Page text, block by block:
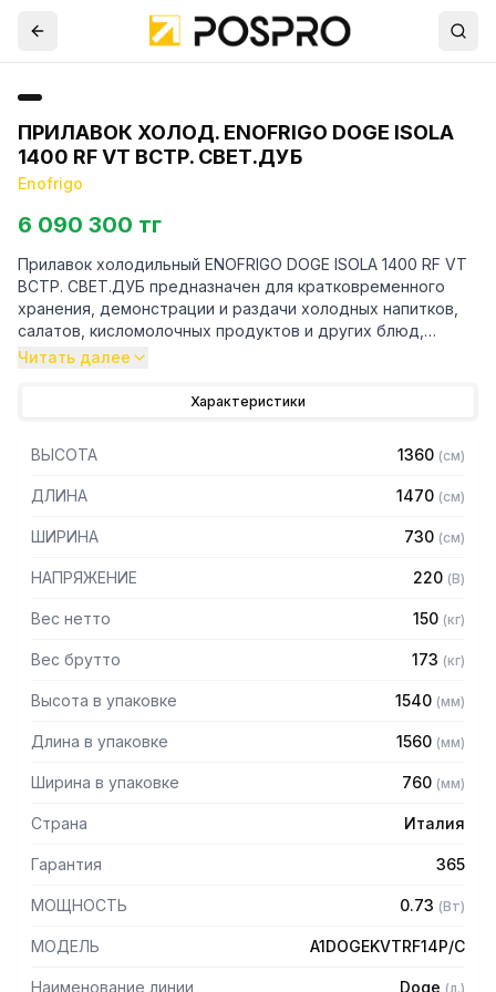
ПРИЛАВОК ХОЛОД. ENOFRIGO DOGE ISOLA
1400 RF VT ВСТР. СВЕТ.ДУБ
Enofrigo
6 090 300 тг
Прилавок холодильный ENOFRIGO DOGE ISOLA 1400 RF VT
ВСТР. СВЕТ.ДУБ предназначен для кратковременного
хранения, демонстрации и раздачи холодных напитков,
салатов, кисломолочных продуктов и других блюд,
требующих хранения в охлажденном состоянии.
Технические характеристики:
— Вместимость гастроемкостей: 4 шт GN1/1
— Корпус из дерева и нержавеющей стали
— Ванны из нержавеющей стали AISI 304
— Вентилируемое охлаждение
— Витрины из закаленного стекла
прикосновением
(галогенное)
— Со встроенным агрегатом
Читать далее
Характеристики
ВЫСОТА 1360 (см)
ДЛИНА 1470 (см)
ШИРИНА 730 (см)
НАПРЯЖЕНИЕ 220 (В)
Вес нетто 150 (кг)
Вес брутто 173 (кг)
Высота в упаковке 1540 (мм)
Длина в упаковке 1560 (мм)
Ширина в упаковке 760 (мм)
Страна Италия
Гарантия 365
МОЩНОСТЬ 0.73 (Вт)
МОДЕЛЬ A1DOGEKVTRF14P/C
Наименование линии Doge (л.)